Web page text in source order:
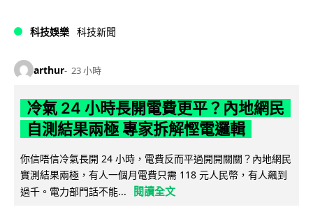
科技娛樂 科技新聞
arthur 23 小時
冷氣 24 小時長開電費更平？內地網民
自測結果兩極 專家拆解慳電邏輯
你信唔信冷氣長開 24 小時，電費反而平過開開關關？內地網民
實測結果兩極，有人一個月電費只需 118 元人民幣，有人飆到
過千。電力部門話不能...
閱讀全文